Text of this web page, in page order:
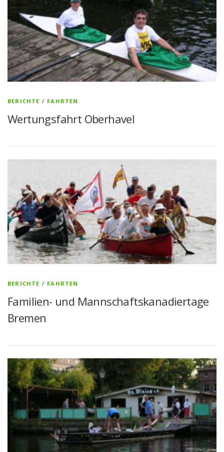
BERICHTE / FAHRTEN
Wertungsfahrt Oberhavel
BERICHTE / FAHRTEN
Familien- und Mannschaftskanadiertage
Bremen